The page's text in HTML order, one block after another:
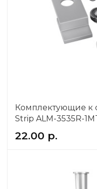
Комплектующие к
Strip ALM-3535R-
22.00 р.